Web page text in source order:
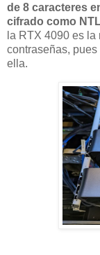
de 8 caracteres
cifrado como
la RTX 4090 es
contraseñas,
ella.